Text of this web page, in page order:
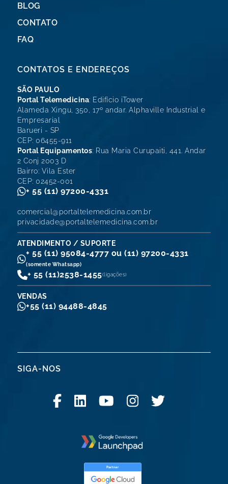
BLOG
CONTATO
FAQ
CONTATOS E ENDEREÇOS
SÃO PAULO
Portal Telemedicina: Edifício iTower
Alameda Xingu, 350, 17º andar. Alphaville Industrial e
Empresarial
Barueri - SP
CEP: 06455-911
Portal Equipamentos: Rua Maria Curupaiti, 441. Andar
2 Conj 2003 D
Bairro: Vila Ester
CEP: 02452-001
+ 55 (11) 97200-4331
comercial@portaltelemedicina.com.br
privacidade@portaltelemedicina.com.br
ATENDIMENTO / SUPORTE
+ 55 (11) 95084-4777 ou (11) 97200-4331
(somente Whatsapp)
+ 55 (11)2538-1455(ligações)
VENDAS
+55 (11) 94488-4845
SIGA-NOS